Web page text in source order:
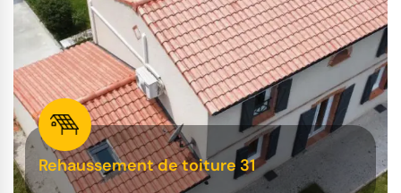
Rehaussement de toiture 31